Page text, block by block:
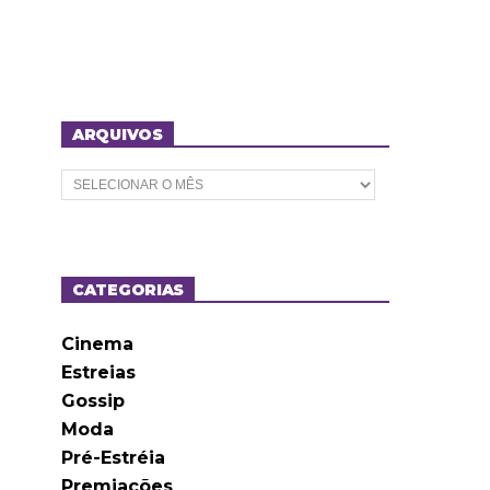
ARQUIVOS
A
r
o
sCATEGORIAS
Cinema
Estreias
Gossip
Moda
Pré-Estréia